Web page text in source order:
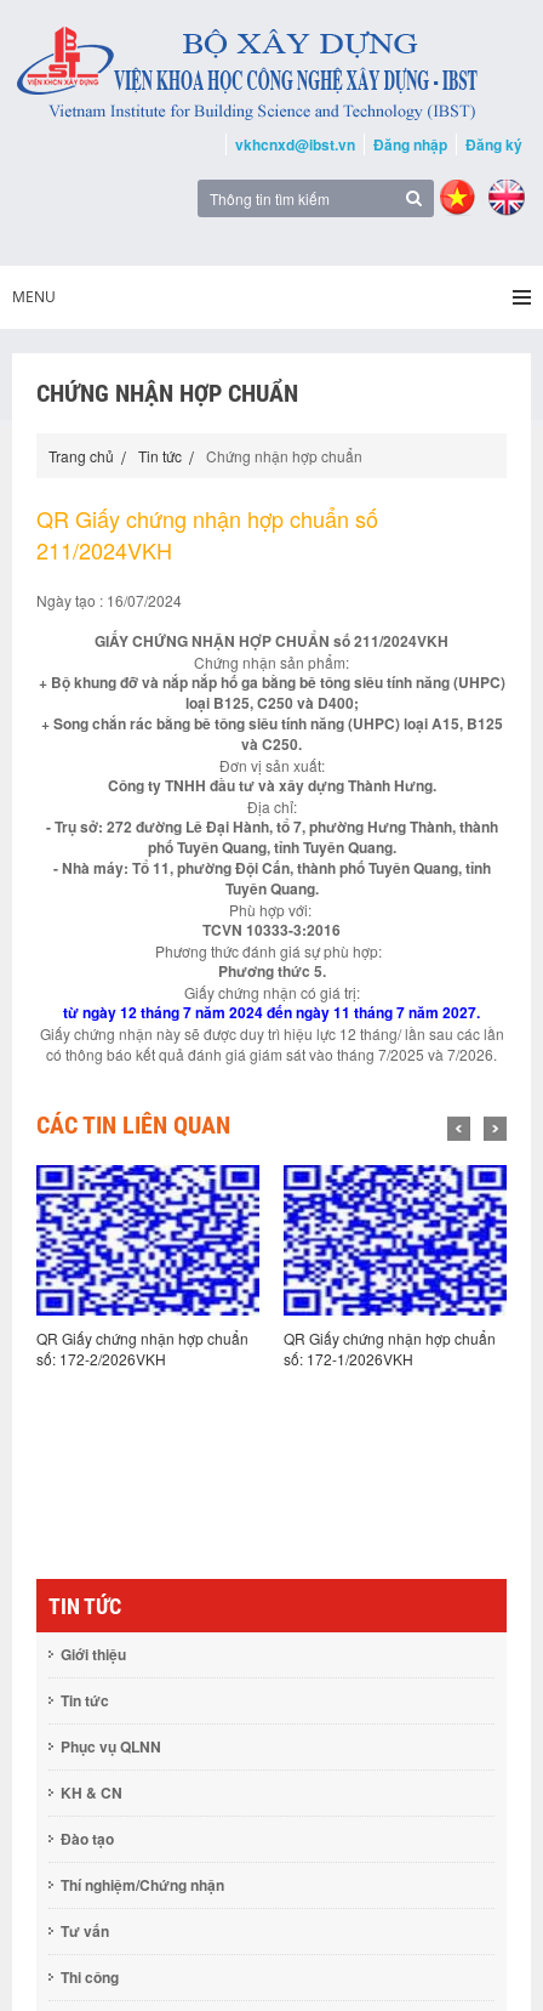
vkhcnxd@ibst.vn Đăng nhập Đăng ký
MENU
CHỨNG NHẬN HỢP CHUẨN
Trang chủ Tin tức Chứng nhận hợp chuẩn
QR Giấy chứng nhận hợp chuẩn số
211/2024VKH
Ngày tạo : 16/07/2024
GIẤY CHỨNG NHẬN HỢP CHUẨN số 211/2024VKH
Chứng nhận sản phẩm:
+ Bộ khung đỡ và nắp nắp hố ga bằng bê tông siêu tính năng (UHPC)
loại B125, C250 và D400;
+ Song chắn rác bằng bê tông siêu tính năng (UHPC) loại A15, B125
và C250.
Đơn vị sản xuất:
Công ty TNHH đầu tư và xây dựng Thành Hưng.
Địa chỉ:
- Trụ sở: 272 đường Lê Đại Hành, tổ 7, phường Hưng Thành, thành
phố Tuyên Quang, tỉnh Tuyên Quang.
- Nhà máy: Tổ 11, phường Đội Cấn, thành phố Tuyên Quang, tỉnh
Tuyên Quang.
Phù hợp với:
TCVN 10333-3:2016
Phương thức đánh giá sự phù hợp:
Phương thức 5.
Giấy chứng nhận có giá trị:
từ ngày 12 tháng 7 năm 2024 đến ngày 11 tháng 7 năm 2027.
Giấy chứng nhận này sẽ được duy trì hiệu lực 12 tháng/ lần sau các lần
có thông báo kết quả đánh giá giám sát vào tháng 7/2025 và 7/2026.
CÁC TIN LIÊN QUAN
QR Giấy chứng nhận hợp chuẩn
số: 172-2/2026VKH
QR Giấy chứng nhận hợp chuẩn
số: 172-1/2026VKH
TIN TỨC
Giới thiệu
Tin tức
Phục vụ QLNN
KH & CN
Đào tạo
Thí nghiệm/Chứng nhận
Tư vấn
Thi công